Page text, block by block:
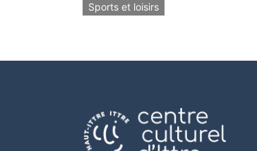
Sports et loisirs